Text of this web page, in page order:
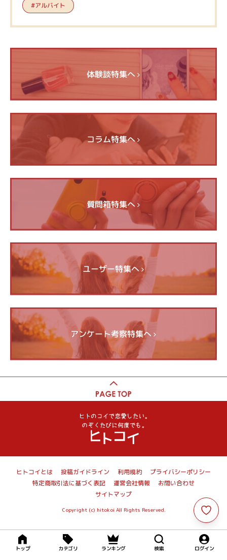
#アルバイト
体験談特集へ
コラム特集へ
質問箱特集へ
ユーザー特集へ
アンケート考察特集へ
トップ カテゴリ ランキング 検索 ログイン
ヒトコイとは 投稿ガイドライン 利用規約
プライバシーポリシー
特定商取引法に基づく表記
運営会社情報
お問い合わせ
サイトマップ
Copyright (c) hitokoi All Rights Reserved.